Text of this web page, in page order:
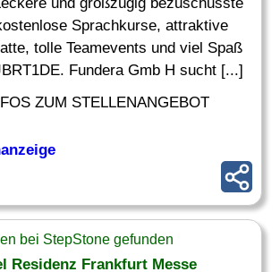
Sprachkurse, attraktive
tolle Teamevents und viel Spaß
Fundera Gmb H sucht [...]
ZUM STELLENANGEBOT
bei StepStone gefunden
Residenz Frankfurt Messe